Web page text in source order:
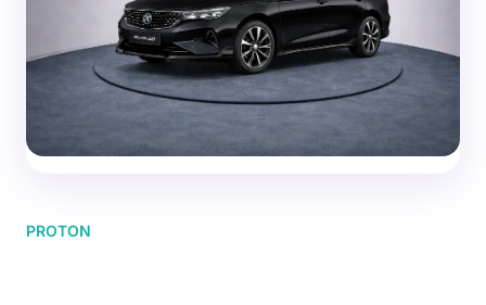
PROTON